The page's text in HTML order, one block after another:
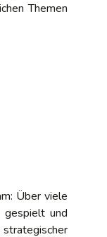
Themen
Über viele
gespielt und